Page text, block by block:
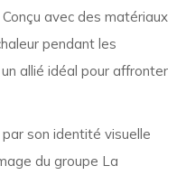
avec des matériaux
pendant les
allié idéal pour affronter
son identité visuelle
du groupe La